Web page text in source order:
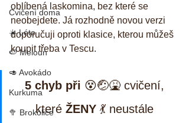
Cvičení doma
☀️ Léto
🍉 Meloun
🥑 Avokádo
Kurkuma
🥦 Brokolice
oblíbená laskomina, bez které se
neobejdete. Já rozhodně novou verzi
doporučuji oproti klasice, kterou můžeš
koupit třeba v Tescu.
5 chyb při 😵🤕🤮 cvičení,
které ŽENY 💃 neustále